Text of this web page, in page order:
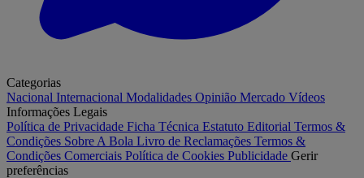
Categorias
Nacional Internacional Modalidades Opinião Mercado Vídeos
Informações Legais
Política de Privacidade Ficha Técnica Estatuto Editorial Termos &
Condições Sobre A Bola Livro de Reclamações Termos &
Condições Comerciais Política de Cookies Publicidade Gerir
preferências